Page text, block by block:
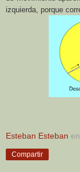
izquierda, porque
Esteban Esteban en
Compartir